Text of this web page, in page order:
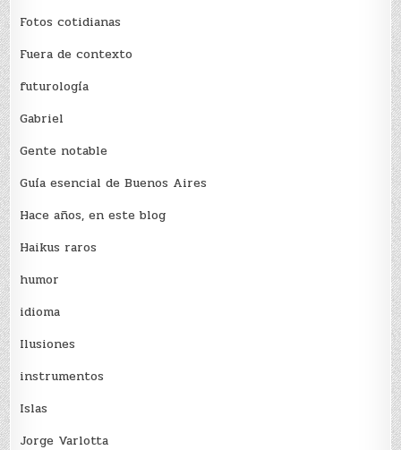
Fotos cotidianas
Fuera de contexto
futurología
Gabriel
Gente notable
Guía esencial de Buenos Aires
Hace años, en este blog
Haikus raros
humor
idioma
Ilusiones
instrumentos
Islas
Jorge Varlotta